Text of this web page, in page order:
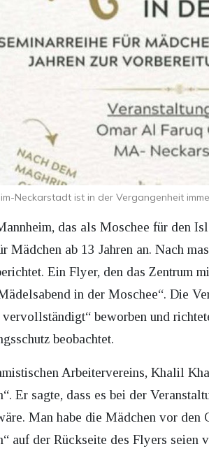
Neckarstadt ist in der Vergangenheit
das als Moschee für den
Mädchen ab 13 Jahren an. Nach
Ein Flyer, den das Zentrum
in der Moschee“. Die
beworben und
beobachtet.
Arbeitervereins, Khalil
Er sagte, dass es bei der
Man habe die Mädchen vor
auf der Rückseite des Flyers seien